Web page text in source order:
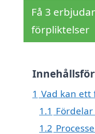
Få 3
förpliktelser
1 Vad kan ett
1.1
1.2